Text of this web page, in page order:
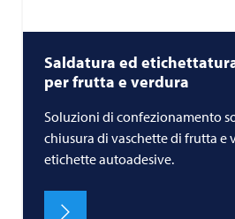
Saldatura ed
per frutta e verdura
Soluzioni di confezionamento
chiusura di vaschette di frutta e
etichette autoadesive.